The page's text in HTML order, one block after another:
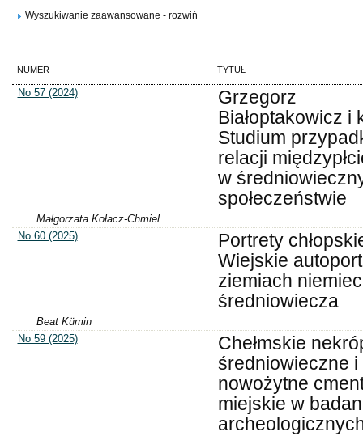
Wyszukiwanie zaawansowane - rozwiń
NUMER TYTUŁ
No 57 (2024)
Grzegorz
Białoptakowicz i
Studium
relacji
w
społeczeństwie
Małgorzata Kołacz-Chmiel
No 60 (2025)
Portrety
Wiejskie
ziemiach
średniowiecza
Beat Kümin
No 59 (2025)
Chełmskie
średniowieczne i
nowożytne
miejskie w